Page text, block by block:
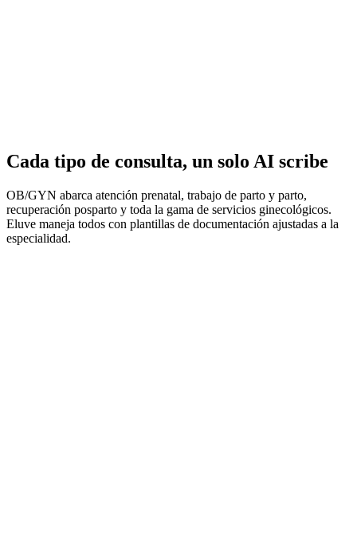
Cada tipo de consulta, un solo AI scribe
OB/GYN abarca atención prenatal, trabajo de parto y parto,
recuperación posparto y toda la gama de servicios ginecológicos.
Eluve maneja todos con plantillas de documentación ajustadas a la
especialidad.